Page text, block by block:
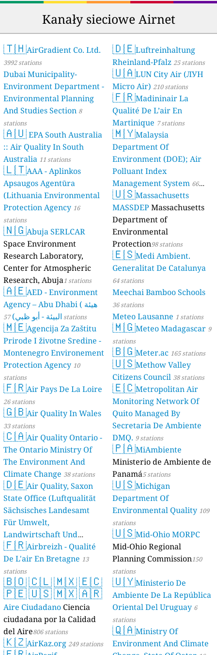
Kanały sieciowe Airnet
🇹🇭AirGradient Co. Ltd.
3992 stations
Dubai Municipality-
Environment Department -
Environmental Planning
And Studies Section 8
stations
🇦🇺EPA South Australia
:: Air Quality In South
Australia 11 stations
🇱🇹AAA - Aplinkos
Apsaugos Agentūra
(Lithuania Environmental
Protection Agency 16
stations
🇳🇬Abuja SERLCAR
Space Environment
Research Laboratory,
Center for Atmospheric
Research, Abuja1 stations
🇦🇪AED - Environment
Agency – Abu Dhabi ( هيئة
البيئة - أبو ظبي) 57 stations
🇲🇪Agencija Za Zaštitu
Prirode I životne Sredine -
Montenegro Environement
Protection Agency 10
stations
🇫🇷Air Pays De La Loire
26 stations
🇬🇧Air Quality In Wales
33 stations
🇨🇦Air Quality Ontario -
The Ontario Ministry Of
The Environment And
Climate Change 38 stations
🇩🇪Air Quality, Saxon
State Office (Luftqualität
Sächsisches Landesamt
Für Umwelt,
Landwirtschaft Und
Geologie) 50 stations
🇫🇷Airbreizh - Qualité
De L'air En Bretagne 13
stations
🇧🇴🇨🇱🇲🇽🇪🇨
🇵🇪🇺🇸🇲🇽🇦🇷
Aire Ciudadano Ciencia
ciudadana por la Calidad
del Aire806 stations
🇰🇿AirKaz.org 249 stations
🇩🇪Luftreinhaltung
Rheinland-Pfalz 25 stations
🇺🇦LUN City Air (ЛУН
Місто Air) 210 stations
🇫🇷Madininair La
Qualité De L’air En
Martinique 7 stations
🇲🇾Malaysia
Department Of
Environment (DOE); Air
Polluant Index
Management System 66
stations
🇺🇸Massachusetts
MASSDEP Massachusetts
Department of
Environmental
Protection98 stations
🇪🇸Medi Ambient.
Generalitat De Catalunya
64 stations
Meechai Bamboo Schools
36 stations
Meteo Lausanne 1 stations
🇲🇬Meteo Madagascar 9
stations
🇧🇬Meter.ac 165 stations
🇺🇸Methow Valley
Citizens Council 38 stations
🇪🇨Metropolitan Air
Monitoring Network Of
Quito Managed By
Secretaria De Ambiente
DMQ. 9 stations
🇵🇦MiAmbiente
Ministerio de Ambiente de
Panamá5 stations
🇺🇸Michigan
Department Of
Environmental Quality 109
stations
🇺🇸Mid-Ohio MORPC
Mid-Ohio Regional
Planning Commission150
stations
🇺🇾Ministerio De
Ambiente De La República
Oriental Del Uruguay 6
stations
🇶🇦Ministry Of
Environment And Climate